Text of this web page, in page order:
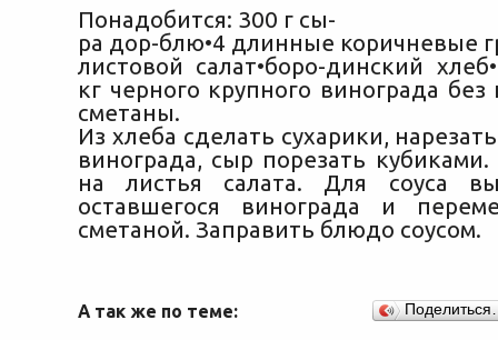
Понадобится: 300 г сы-
ра дор-блю•4 длинные коричневые
листовой салат•боро-динский
кг черного крупного винограда без
сметаны.
Из хлеба сделать сухарики,
винограда, сыр порезать
на листья салата. Для соуса
оставшегося винограда и
сметаной. Заправить блюдо соусом.
А так же по теме: